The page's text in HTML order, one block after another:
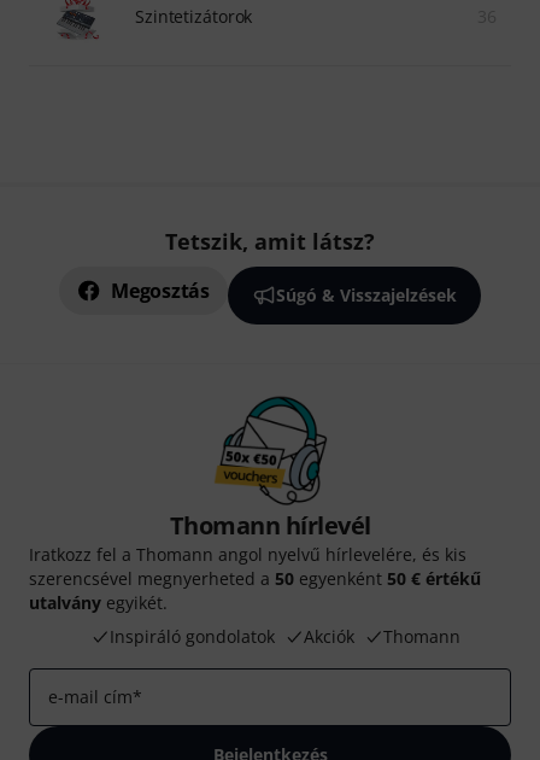
Szintetizátorok
Tetszik, amit látsz?
Megosztás Súgó & Visszajelzések
Thomann hírlevél
Iratkozz fel a Thomann angol nyelvű hírlevelére, és kis
szerencsével megnyerheted a 50 egyenként 50 € értékű
utalvány egyikét.
Inspiráló gondolatok
Akciók Thomann
e-mail cím*
Bejelentkezés